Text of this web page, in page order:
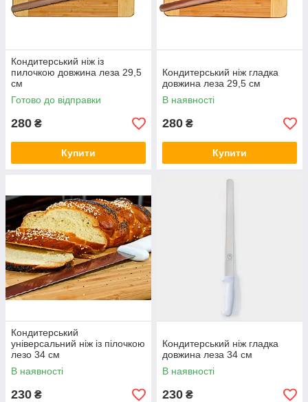
Кондитерський ніж із
пилочкою довжина леза 29,5
см
Готово до відправки
280 ₴
Купити
Кондитерський ніж гладка
довжина леза 29,5 см
В наявності
280 ₴
Купити
Кондитерський
універсальний ніж із пілочкою
лезо 34 см
В наявності
230 ₴
Кондитерський ніж гладка
довжина леза 34 см
В наявності
230 ₴